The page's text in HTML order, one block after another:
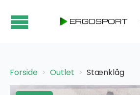
Forside Outlet Stænklåg